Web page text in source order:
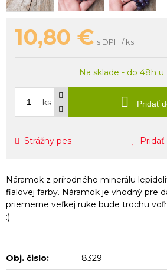
10,80 € s DPH / ks
Na sklade - do 48h u
ks Pridať
Strážny pes Pridať
Náramok z prírodného minerálu
fialovej farby. Náramok je vhodný pre
priemerne veľkej ruke bude trochu
:)
Obj. čislo: 8329